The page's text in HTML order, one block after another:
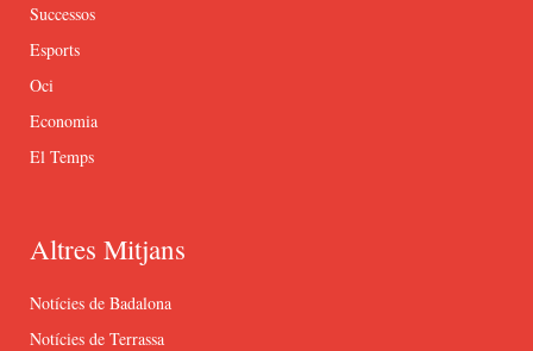
Successos
Esports
Oci
Economia
El Temps
Altres Mitjans
Notícies de Badalona
Notícies de Terrassa